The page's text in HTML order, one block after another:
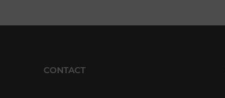
CONTACT